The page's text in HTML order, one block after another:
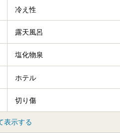
冷え性
露天風呂
塩化物泉
ホテル
切り傷
表示する